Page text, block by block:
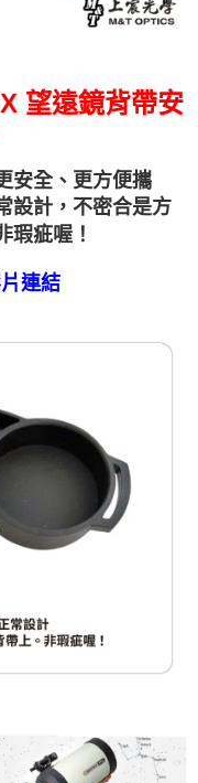
望遠鏡背帶安
安全、更方便攜
設計 ， 不密合是方
瑕疵喔！
連結